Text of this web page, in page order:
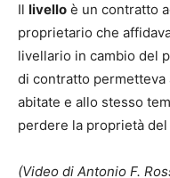
Il livello è un contratto
proprietario che
livellario in cambio del
di contratto
abitate e allo stesso
perdere la proprietà del
(Video di Antonio F.